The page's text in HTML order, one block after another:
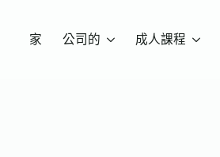
家 公司的 成人課程